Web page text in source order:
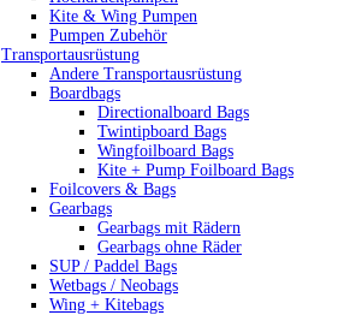
Kite & Wing Pumpen
Pumpen Zubehör
Transportausrüstung
Andere Transportausrüstung
Boardbags
Directionalboard Bags
Twintipboard Bags
Wingfoilboard Bags
Kite + Pump Foilboard Bags
Foilcovers & Bags
Gearbags
Gearbags mit Rädern
Gearbags ohne Räder
SUP / Paddel Bags
Wetbags / Neobags
Wing + Kitebags